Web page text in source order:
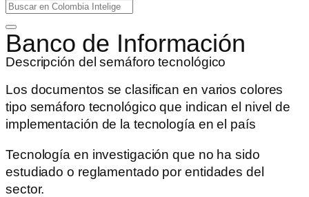
Banco de Información
Descripción del semáforo tecnológico
Los documentos se clasifican en varios colores
tipo semáforo tecnológico que indican el nivel de
implementación de la tecnología en el país
Tecnología en investigación que no ha sido
estudiado o reglamentado por entidades del
sector.